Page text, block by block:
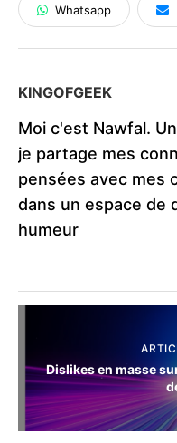
Whatsapp
KINGOFGEEK
Moi c'est Nawfal.
je partage mes
pensées avec mes
dans un espace de
humeur
Dislikes en masse